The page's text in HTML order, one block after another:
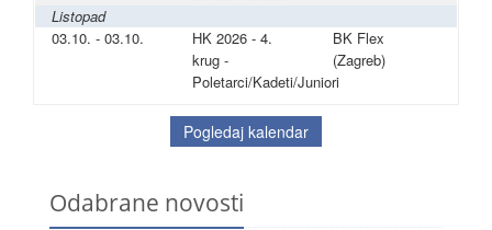
Listopad
03.10. - 03.10.
HK 2026 - 4.
krug -
Poletarci/Kadeti/Juniori
BK Flex
(Zagreb)
Pogledaj kalendar
Odabrane novosti